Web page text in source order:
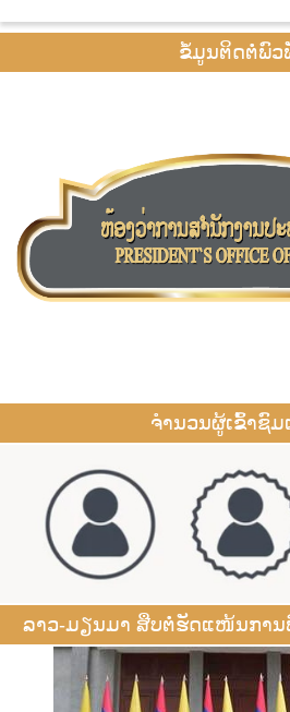
ຂໍ້ມູນຕິດຕໍ່ພົວ
ຈຳນວນຜູ້ເຂົ້າຊົມ
ລາວ-ມຽນມາ ສືບຕໍ່ຮັດແໜ້ນກາ